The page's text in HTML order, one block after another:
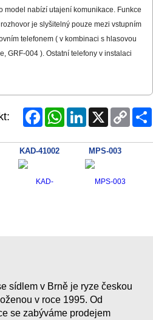
model nabízí utajení komunikace. Funkce
je slyšitelný pouze mezi vstupním
telefonem ( v kombinaci s hlasovou
GRF-004 ). Ostatní telefony v instalaci
FacebookWhatsAppLinkedInX
Copy
Link
KAD-41002 MPS-003
sídlem v Brně je ryze českou
v roce 1995. Od
se zabýváme prodejem